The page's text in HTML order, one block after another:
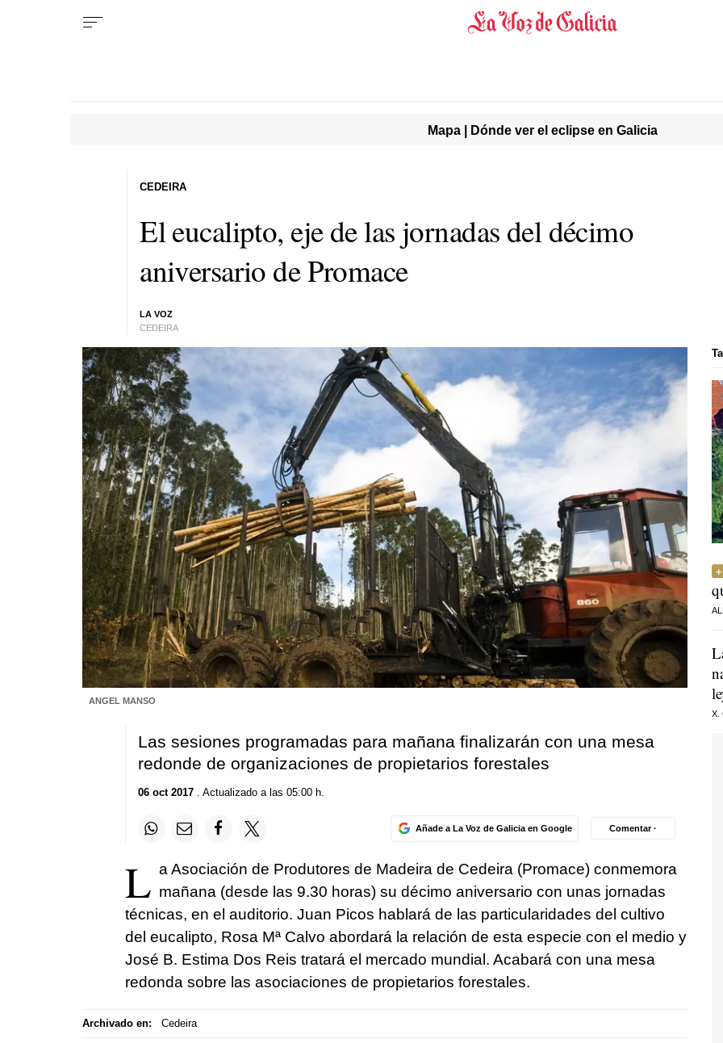
Mapa | Dónde ver el eclipse en Galicia
El eucalipto, eje de las jornadas del décimo
aniversario de Promace
LA VOZ
CEDEIRA
CEDEIRA
ANGEL MANSO
Las sesiones programadas para mañana finalizarán con una mesa
redonde de organizaciones de propietarios forestales
06 oct 2017. Actualizado a las 05:00 h.
Añade a La Voz de Galicia en Google Comentar ·
L a Asociación de Produtores de Madeira de Cedeira (Promace) conmemora
mañana (desde las 9.30 horas) su décimo aniversario con unas jornadas
técnicas, en el auditorio. Juan Picos hablará de las particularidades del cultivo
del eucalipto, Rosa Mª Calvo abordará la relación de esta especie con el medio y
José B. Estima Dos Reis tratará el mercado mundial. Acabará con una mesa
redonda sobre las asociaciones de propietarios forestales.
Archivado en: Cedeira
X.